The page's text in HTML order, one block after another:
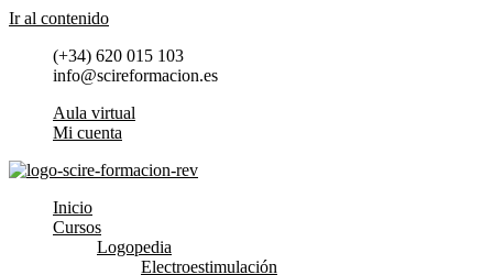
Ir al contenido
(+34) 620 015 103
info@scireformacion.es
Aula virtual
Mi cuenta
Inicio
Cursos
Logopedia
Electroestimulación